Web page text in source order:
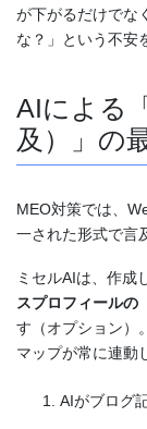
が下がるだけでな
な？」という不安
AIによる
及）」の
MEO対策では、
一された形式で言
ミセルAIは、作成
スプロフィールの
す（オプション）
マップが常に連動
AIがブログ